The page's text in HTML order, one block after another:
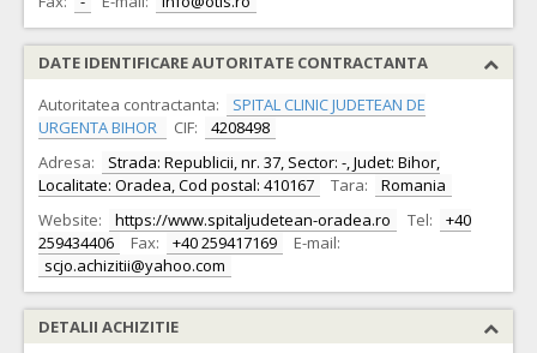
DATE IDENTIFICARE AUTORITATE CONTRACTANTA
Autoritatea contractanta:
SPITAL CLINIC JUDETEAN DE
URGENTA BIHOR
CIF:
4208498
Adresa:
Strada: Republicii, nr. 37, Sector: -, Judet: Bihor,
Localitate: Oradea, Cod postal: 410167
Tara:
Romania
Website:
https://www.spitaljudetean-oradea.ro Tel:
+40
259434406
Fax: +40 259417169
E-mail:
scjo.achizitii@yahoo.com
DETALII ACHIZITIE